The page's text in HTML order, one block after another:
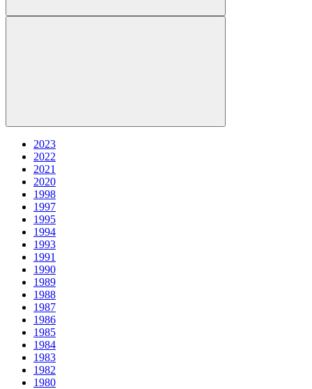
2023
2022
2021
2020
1998
1997
1995
1994
1993
1991
1990
1989
1988
1987
1986
1985
1984
1983
1982
1980